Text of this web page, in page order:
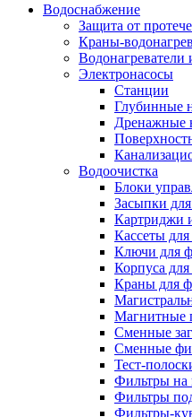
Водоснабжение
Защита от
Краны-
Водонагреватели
Электронасосы
Станции
Глубинные
Дренажные
Водоочистка
Блоки
Засыпки
Картриджи
Кассеты
Ключи для
Корпуса
Краны для
Магнитные
Сменные
Сменные
Тест-
Фильтры на
Фильтры
Фильтры-